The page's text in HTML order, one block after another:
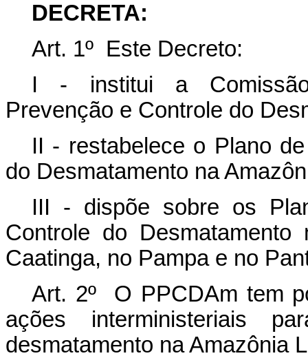
DECRETA:
Art. 1º Este Decreto:
I - institui a Comissão
Prevenção e Controle do
II - restabelece o Plano
do Desmatamento na
III - dispõe sobre os
Controle do
Caatinga, no Pampa e no
Art. 2º O PPCDAm tem
ações interministeriais
desmatamento na Amazônia